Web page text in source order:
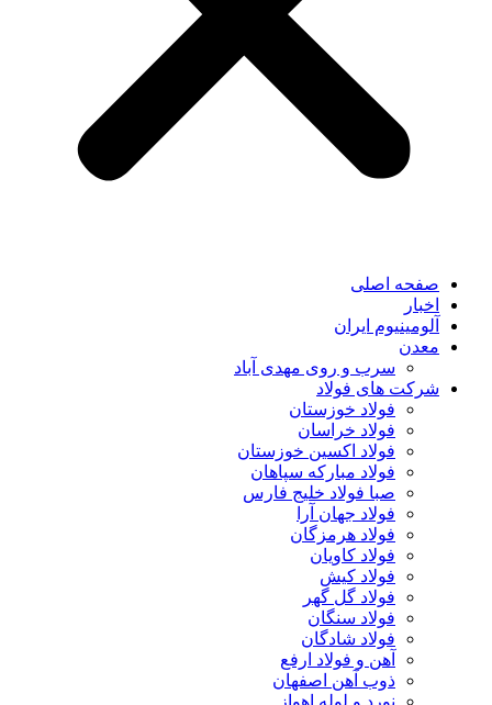
صفحه اصلی
اخبار
آلومینیوم ایران
معدن
سرب و روی مهدی آباد
شرکت های فولاد
فولاد خوزستان
فولاد خراسان
فولاد اکسین خوزستان
فولاد مبارکه سپاهان
صبا فولاد خلیج فارس
فولاد جهان آرا
فولاد هرمزگان
فولاد کاویان
فولاد کیش
فولاد گل گهر
فولاد سنگان
فولاد شادگان
آهن و فولاد ارفع
ذوب آهن اصفهان
نورد و لوله اهواز